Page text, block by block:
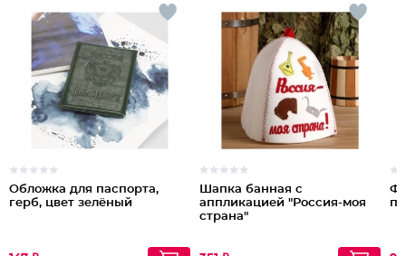
Обложка для паспорта,
герб, цвет зелёный
Шапка банная с
аппликацией "Россия-моя
страна"